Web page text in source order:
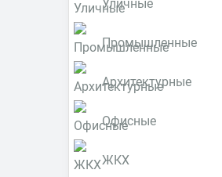
Уличные
Промышленные
Архитектурные
Офисные
ЖКХ